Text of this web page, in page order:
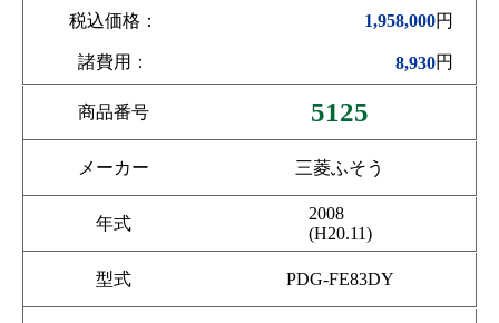
税込価格： 1,958,000円
諸費用： 8,930円
商品番号 5125
メーカー 三菱ふそう
年式
2008
(H20.11)
型式 PDG-FE83DY